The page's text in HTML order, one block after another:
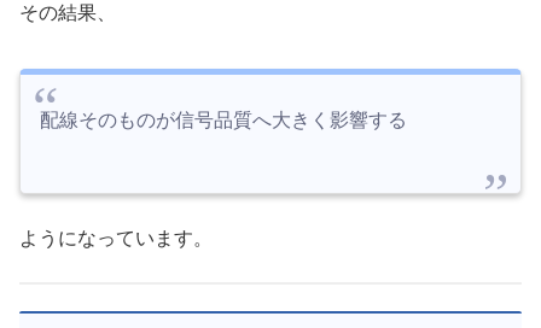
その結果、
配線そのものが信号品質へ大きく影響する
ようになっています。